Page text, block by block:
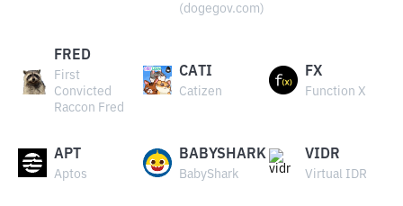
(dogegov.com)
FRED
First
Convicted
Raccon Fred
CATI
Catizen
FX
Function X
APT
Aptos
BABYSHARK
BabyShark
VIDR
Virtual IDR